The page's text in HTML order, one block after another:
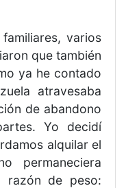
varios
que también
ya he contado
atravesaba
de abandono
Yo decidí
alquilar el
permaneciera
razón de peso: